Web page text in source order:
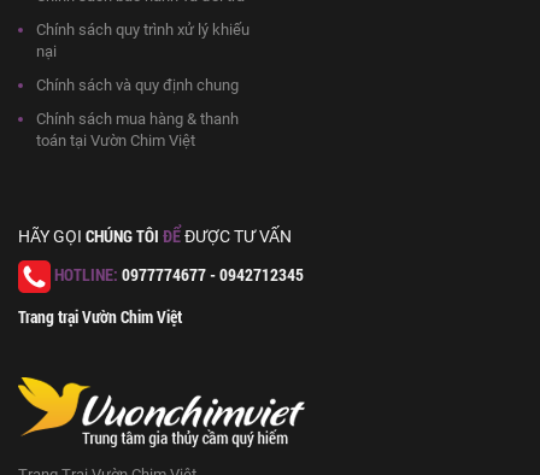
Chính sách quy trình xử lý khiếu
nại
Chính sách và quy định chung
Chính sách mua hàng & thanh
toán tại Vườn Chim Việt
HÃY GỌI CHÚNG TÔI ĐỂĐƯỢC TƯ VẤN
HOTLINE: 0977774677 - 0942712345
Trang trại Vườn Chim Việt